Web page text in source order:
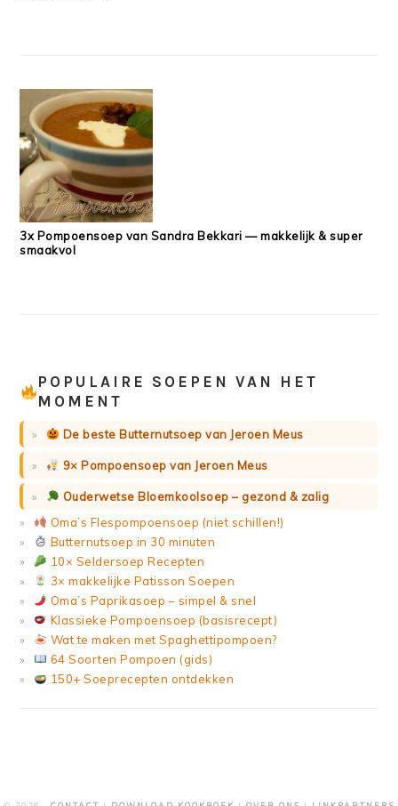
3x Pompoensoep van Sandra Bekkari — makkelijk & super
smaakvol
POPULAIRE SOEPEN VAN HET
MOMENT
De beste Butternutsoep van Jeroen Meus
9× Pompoensoep van Jeroen Meus
Ouderwetse Bloemkoolsoep – gezond & zalig
Oma’s Flespompoensoep (niet schillen!)
Butternutsoep in 30 minuten
10× Seldersoep Recepten
3× makkelijke Patisson Soepen
Oma’s Paprikasoep – simpel & snel
Klassieke Pompoensoep (basisrecept)
Wat te maken met Spaghettipompoen?
64 Soorten Pompoen (gids)
150+ Soeprecepten ontdekken